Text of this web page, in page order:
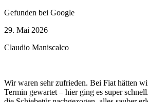
Gefunden bei Google
29. Mai 2026
Claudio Maniscalco
Wir waren sehr zufrieden. Bei Fiat hätten
Termin gewartet – hier ging es super